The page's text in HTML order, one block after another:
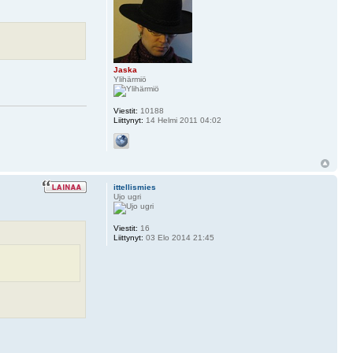
Jaska
Ylihärmiö
Viestit: 10188
Liittynyt: 14 Helmi 2011 04:02
ittellismies
Ujo ugri
Viestit: 16
Liittynyt: 03 Elo 2014 21:45